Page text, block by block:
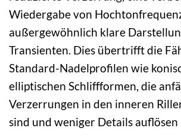
Wiedergabe von
außergewöhnlich klare
Transienten. Dies übertrifft die
Standard-Nadelprofilen wie
elliptischen Schliffformen, die
Verzerrungen in den inneren
sind und weniger Details auflösen